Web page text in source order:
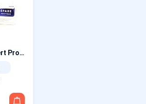
SENSODYNE Expert Protect Répare&Protège Dentifrice 75 ml